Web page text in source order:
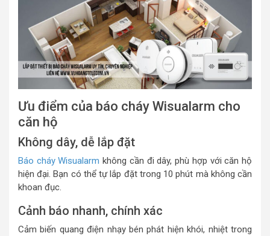
Ưu điểm của báo cháy Wisualarm cho
căn hộ
Không dây, dễ lắp đặt
Báo cháy Wisualarm không cần đi dây, phù hợp với căn hộ
hiện đại. Bạn có thể tự lắp đặt trong 10 phút mà không cần
khoan đục.
Cảnh báo nhanh, chính xác
Cảm biến quang điện nhạy bén phát hiện khói, nhiệt trong